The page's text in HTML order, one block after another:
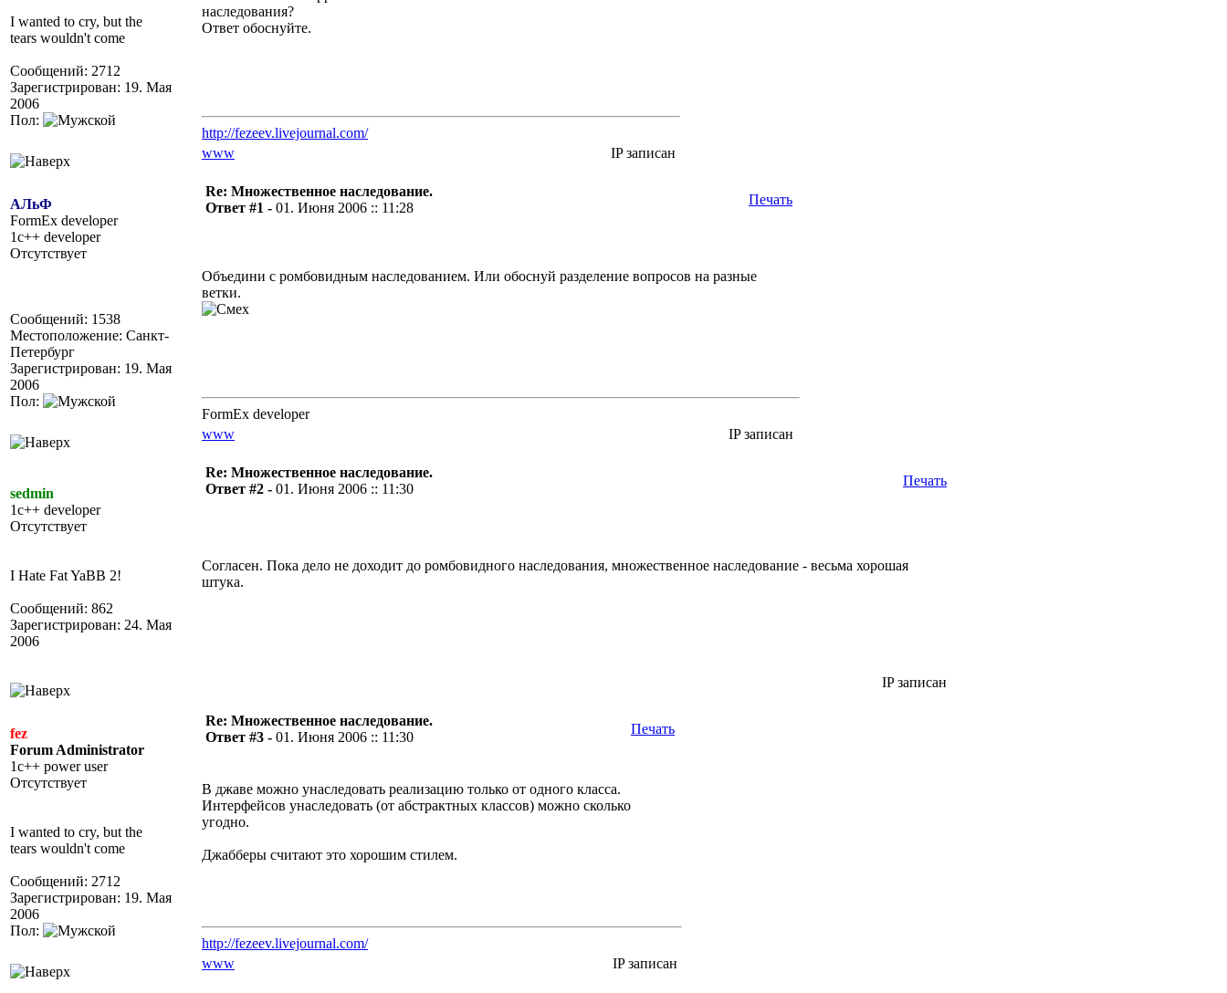
I wanted to cry, but the
tears wouldn't come
Сообщений: 2712
Зарегистрирован: 19. Мая
2006
Пол:
наследования?
Ответ обоснуйте.
http://fezeev.livejournal.com/
www
IP записан
АЛьФ
FormEx developer
1c++ developer
Отсутствует
Сообщений: 1538
Местоположение: Санкт-
Петербург
Зарегистрирован: 19. Мая
2006
Пол:
Re: Множественное наследование.
Ответ #1 - 01. Июня 2006 :: 11:28
Печать
Объедини с ромбовидным наследованием. Или обоснуй разделение вопросов на разные
ветки.
FormEx developer
www
IP записан
sedmin
1c++ developer
Отсутствует
I Hate Fat YaBB 2!
Сообщений: 862
Зарегистрирован: 24. Мая
2006
Re: Множественное наследование.
Ответ #2 - 01. Июня 2006 :: 11:30
Печать
Согласен. Пока дело не доходит до ромбовидного наследования, множественное наследование - весьма хорошая
штука.
IP записан
fez
Forum Administrator
1c++ power user
Отсутствует
I wanted to cry, but the
tears wouldn't come
Сообщений: 2712
Зарегистрирован: 19. Мая
2006
Пол:
Re: Множественное наследование.
Ответ #3 - 01. Июня 2006 :: 11:30
Печать
В джаве можно унаследовать реализацию только от одного класса.
Интерфейсов унаследовать (от абстрактных классов) можно сколько
угодно.
Джабберы считают это хорошим стилем.
http://fezeev.livejournal.com/
www
IP записан